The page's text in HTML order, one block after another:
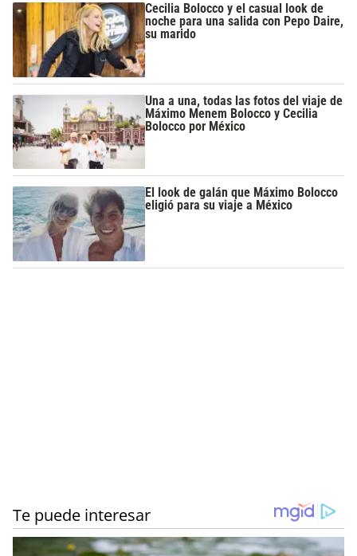
Cecilia Bolocco y el casual look de
noche para una salida con Pepo Daire,
su marido
Una a una, todas las fotos del viaje de
Máximo Menem Bolocco y Cecilia
Bolocco por México
El look de galán que Máximo Bolocco
eligió para su viaje a México